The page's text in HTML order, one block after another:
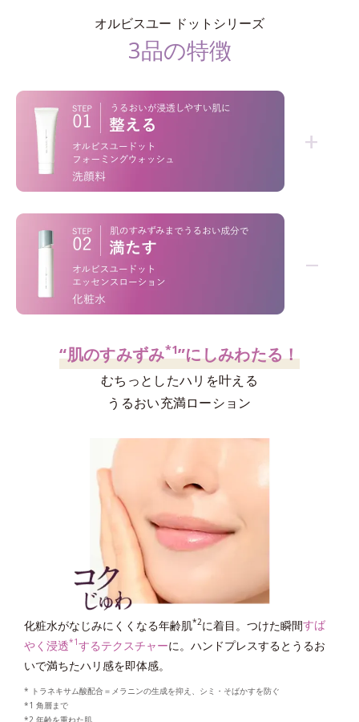
オルビスユー ドットシリーズ
3品の特徴
+
「洗うだけ」じゃない！
不要な角層*1を絡めとり、くすみ
高密着マイルドピーリング
高評価を誇るオルビス屈指の人気洗顔料。泡の
を両立させる設計。
* グリチルリチン酸ジカリウム *4＝肌荒れ防止有効成分
*1 剥がれずに肌に蓄積した古い角層
*2 古い角質による
*3 洗浄による物理的効果
*4 グリチルリチン酸2K
POINT
−
“肌のすみずみ*1”にしみわたる！
むちっとしたハリを叶える
うるおい充満ローション
化粧水がなじみにくくなる年齢肌*2に着目。つけた瞬間すば
やく浸透*1するテクスチャーに。ハンドプレスするとうるお
いで満ちたハリ感を即体感。
* トラネキサム酸配合＝メラニンの生成を抑え、シミ・そばかすを防ぐ
*1 角層まで
*2 年齢を重ねた肌